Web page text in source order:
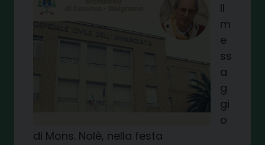
Il
m
e
ss
a
g
gi
o
di Mons. Nolè, nella festa